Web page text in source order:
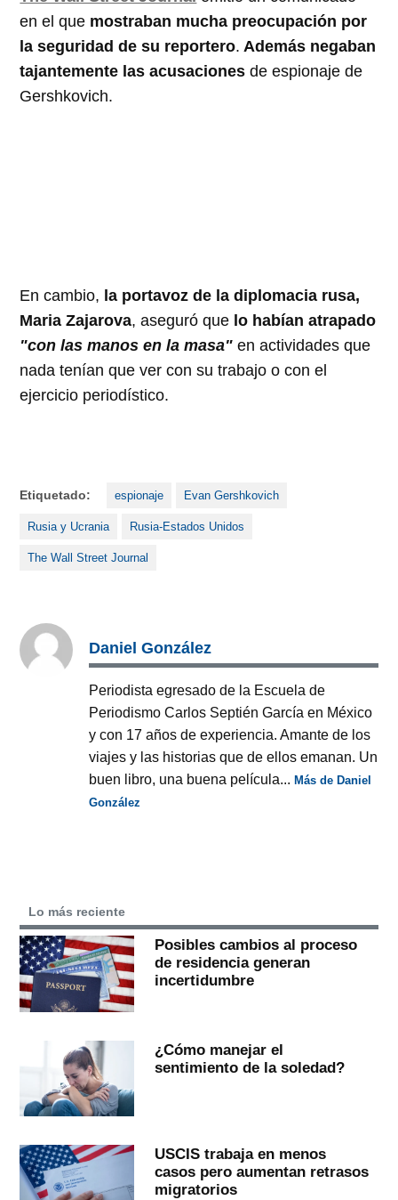
en el que mostraban mucha preocupación por
la seguridad de su reportero. Además negaban
tajantemente las acusaciones de espionaje de
Gershkovich.
En cambio, la portavoz de la diplomacia rusa,
Maria Zajarova, aseguró que lo habían atrapado
"con las manos en la masa" en actividades que
nada tenían que ver con su trabajo o con el
ejercicio periodístico.
Etiquetado: espionaje Evan Gershkovich
Rusia y Ucrania Rusia-Estados Unidos
The Wall Street Journal
Daniel González
Periodista egresado de la Escuela de
Periodismo Carlos Septién García en México
y con 17 años de experiencia. Amante de los
viajes y las historias que de ellos emanan. Un
buen libro, una buena película...Más de Daniel
González
Lo más reciente
Posibles cambios al proceso
de residencia generan
incertidumbre
¿Cómo manejar el
sentimiento de la soledad?
USCIS trabaja en menos
casos pero aumentan retrasos
migratorios